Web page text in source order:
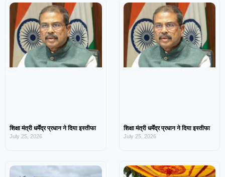
शिक्षा मंत्री धर्मेंद्र प्रधान ने दिया इस्तीफा
July 25, 2026
शिक्षा मंत्री धर्मेंद्र प्रधान ने दिया इस्तीफा
July 25, 2026